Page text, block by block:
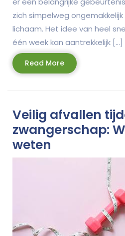
zich simpelweg
lichaam. Het idee van heel
één week kan aantrekkelijk […]
Read MoreRead
More
Veilig afvallen
zwangerschap:
weten